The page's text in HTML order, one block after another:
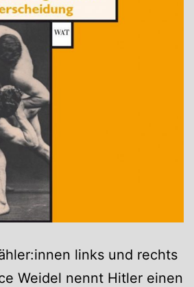
links und rechts
Weidel nennt Hitler einen